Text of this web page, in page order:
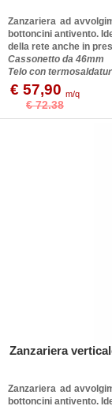
Zanzariera ad
bottoncini antivento.
della rete anche in
Cassonetto da 46mm
Telo con
€ 57,90 m/q
€ 72.38
Zanzariera
Zanzariera ad
bottoncini antivento.